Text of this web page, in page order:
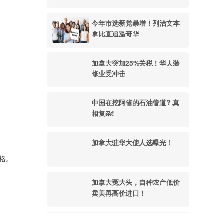
。
今年市选新党暴增！列治文本
拿比直追温哥华
加拿大突加25%关税！华人装
修业受冲击
中国在挖阿省的石油管道? 真
相复杂!
加拿大驻华大使人选曝光！
加拿大冤大头，自种农产低价
卖美再高价进口！